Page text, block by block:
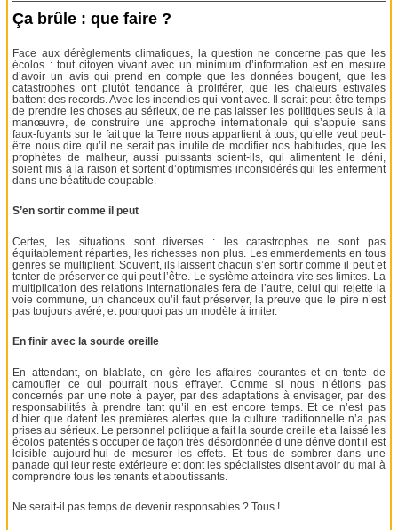
Ça brûle : que faire ?
Face aux dérèglements climatiques, la question ne concerne pas que les
écolos : tout citoyen vivant avec un minimum d’information est en mesure
d’avoir un avis qui prend en compte que les données bougent, que les
catastrophes ont plutôt tendance à proliférer, que les chaleurs estivales
battent des records. Avec les incendies qui vont avec. Il serait peut-être temps
de prendre les choses au sérieux, de ne pas laisser les politiques seuls à la
manœuvre, de construire une approche internationale qui s’appuie sans
faux-fuyants sur le fait que la Terre nous appartient à tous, qu’elle veut peut-
être nous dire qu’il ne serait pas inutile de modifier nos habitudes, que les
prophètes de malheur, aussi puissants soient-ils, qui alimentent le déni,
soient mis à la raison et sortent d’optimismes inconsidérés qui les enferment
dans une béatitude coupable.
S’en sortir comme il peut
Certes, les situations sont diverses : les catastrophes ne sont pas
équitablement réparties, les richesses non plus. Les emmerdements en tous
genres se multiplient. Souvent, ils laissent chacun s’en sortir comme il peut et
tenter de préserver ce qui peut l’être. Le système atteindra vite ses limites. La
multiplication des relations internationales fera de l’autre, celui qui rejette la
voie commune, un chanceux qu’il faut préserver, la preuve que le pire n’est
pas toujours avéré, et pourquoi pas un modèle à imiter.
En finir avec la sourde oreille
En attendant, on blablate, on gère les affaires courantes et on tente de
camoufler ce qui pourrait nous effrayer. Comme si nous n’étions pas
concernés par une note à payer, par des adaptations à envisager, par des
responsabilités à prendre tant qu’il en est encore temps. Et ce n’est pas
d’hier que datent les premières alertes que la culture traditionnelle n’a pas
prises au sérieux. Le personnel politique a fait la sourde oreille et a laissé les
écolos patentés s’occuper de façon très désordonnée d’une dérive dont il est
loisible aujourd’hui de mesurer les effets. Et tous de sombrer dans une
panade qui leur reste extérieure et dont les spécialistes disent avoir du mal à
comprendre tous les tenants et aboutissants.
Ne serait-il pas temps de devenir responsables ? Tous !